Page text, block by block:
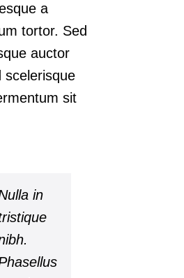
a
tortor. Sed
auctor
scelerisque
sit
in